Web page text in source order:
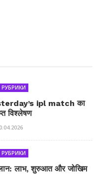
РУБРИКИ
ipl match का
विश्लेषण
РУБРИКИ
लाभ, शुरुआत और जोखिम